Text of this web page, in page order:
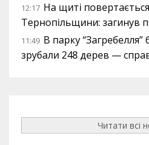
12:17 На щиті
Тернопільщини: загинув
11:49 В парку “Загребелля”
зрубали 248 дерев —
Читати всі